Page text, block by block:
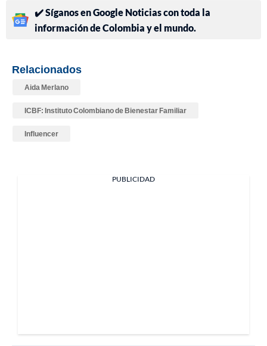
✔️ Síganos en Google Noticias con toda la
información de Colombia y el mundo.
Relacionados
Aida Merlano
ICBF: Instituto Colombiano de Bienestar Familiar
Influencer
PUBLICIDAD